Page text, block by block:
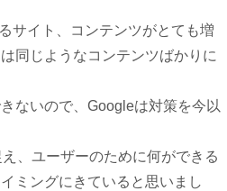
サイト、コンテンツがとても増
同じようなコンテンツばかりに
ないので、Googleは対策を今以
、ユーザーのために何ができる
ミングにきていると思いまし